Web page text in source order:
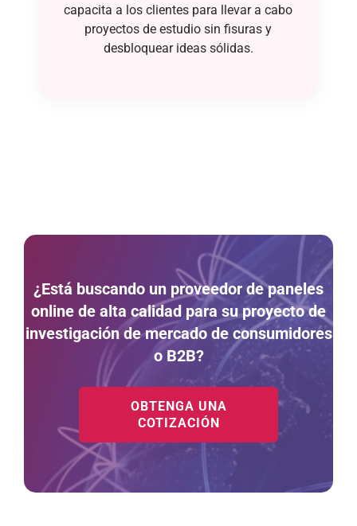
capacita a los clientes para llevar a cabo
proyectos de estudio sin fisuras y
desbloquear ideas sólidas.
¿Está buscando un proveedor de paneles
online de alta calidad para su proyecto de
investigación de mercado de consumidores
o B2B?
OBTENGA UNA
COTIZACIÓN